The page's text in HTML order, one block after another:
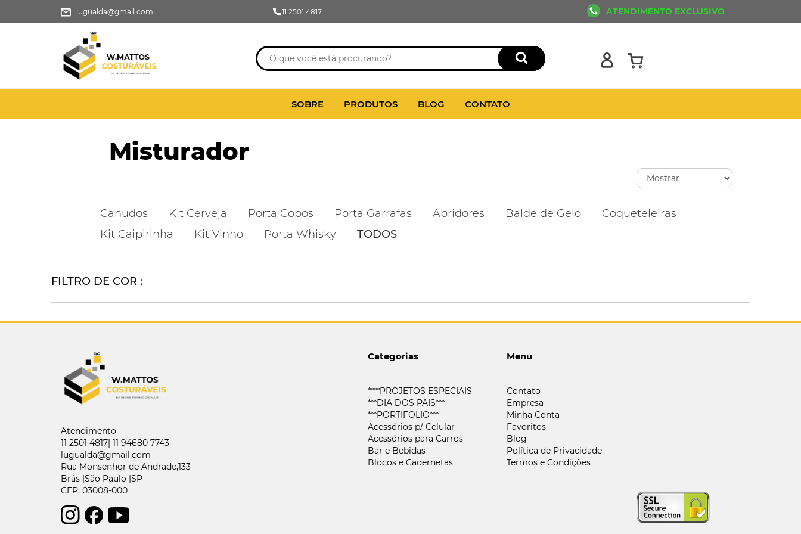
lugualda@gmail.com 11 2501 4817 ATENDIMENTO EXCLUSIVO
SOBRE PRODUTOS BLOG CONTATO
Misturador
Canudos Kit Cerveja Porta Copos Porta Garrafas Abridores Balde de Gelo
Coqueteleiras
Kit Caipirinha
Kit Vinho Porta Whisky TODOS
FILTRO DE COR :
Atendimento
11 2501 4817| 11 94680 7743
lugualda@gmail.com
Rua Monsenhor de Andrade,133
Brás |São Paulo |SP
CEP: 03008-000
Categorias
****PROJETOS ESPECIAIS
***DIA DOS PAIS***
***PORTIFOLIO***
Acessórios p/ Celular
Acessórios para Carros
Bar e Bebidas
Blocos e Cadernetas
Menu
Contato
Empresa
Minha Conta
Favoritos
Blog
Política de Privacidade
Termos e Condições